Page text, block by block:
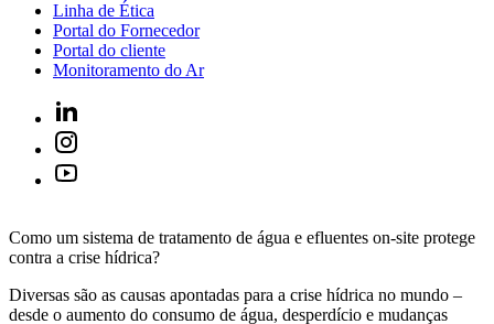
Linha de Ética
Portal do Fornecedor
Portal do cliente
Monitoramento do Ar
Como um sistema de tratamento de água e efluentes on-site protege
contra a crise hídrica?
Diversas são as causas apontadas para a crise hídrica no mundo –
desde o aumento do consumo de água, desperdício e mudanças